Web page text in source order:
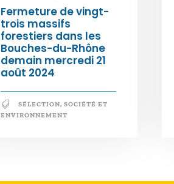
Fermeture de vingt-
trois massifs
forestiers dans les
Bouches-du-Rhône
demain mercredi 21
août 2024
SÉLECTION, SOCIÉTÉ ET
ENVIRONNEMENT